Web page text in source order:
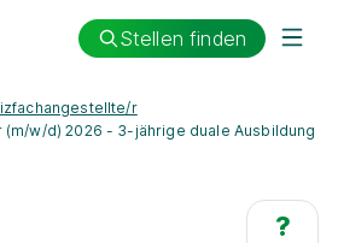
Stellen finden
r
w/d) 2026 - 3-jährige duale Ausbildung
?